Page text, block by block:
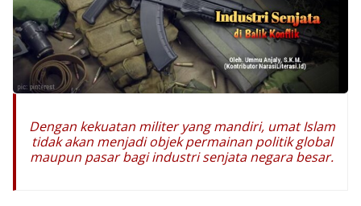
Dengan kekuatan militer yang mandiri, umat Islam
tidak akan menjadi objek permainan politik global
maupun pasar bagi industri senjata negara besar.